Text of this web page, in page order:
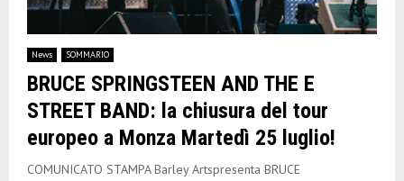
News SOMMARIO
BRUCE SPRINGSTEEN AND THE E
STREET BAND: la chiusura del tour
europeo a Monza Martedì 25 luglio!
COMUNICATO STAMPA Barley Artspresenta BRUCE